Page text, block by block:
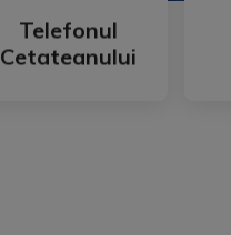
Telefonul
Cetateanului
Telefonul
Cetateanului